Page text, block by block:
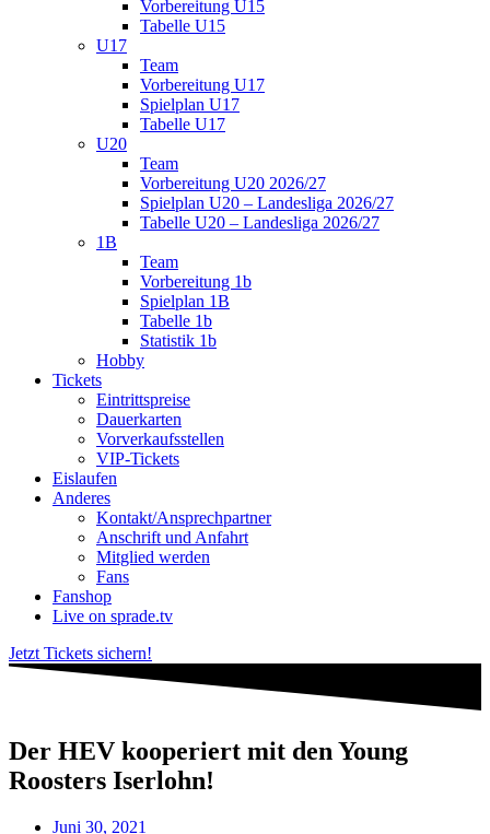
Vorbereitung U15
Tabelle U15
U17
Team
Vorbereitung U17
Spielplan U17
Tabelle U17
U20
Team
Vorbereitung U20 2026/27
Spielplan U20 – Landesliga 2026/27
Tabelle U20 – Landesliga 2026/27
1B
Team
Vorbereitung 1b
Spielplan 1B
Tabelle 1b
Statistik 1b
Hobby
Tickets
Eintrittspreise
Dauerkarten
Vorverkaufsstellen
VIP-Tickets
Eislaufen
Anderes
Kontakt/Ansprechpartner
Anschrift und Anfahrt
Mitglied werden
Fans
Fanshop
Live on sprade.tv
Jetzt Tickets sichern!
Der HEV kooperiert mit den Young
Roosters Iserlohn!
Juni 30, 2021